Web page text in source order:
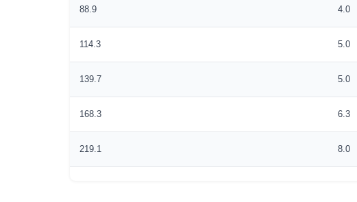
88.9 4.0
114.3 5.0
139.7 5.0
168.3 6.3
219.1 8.0